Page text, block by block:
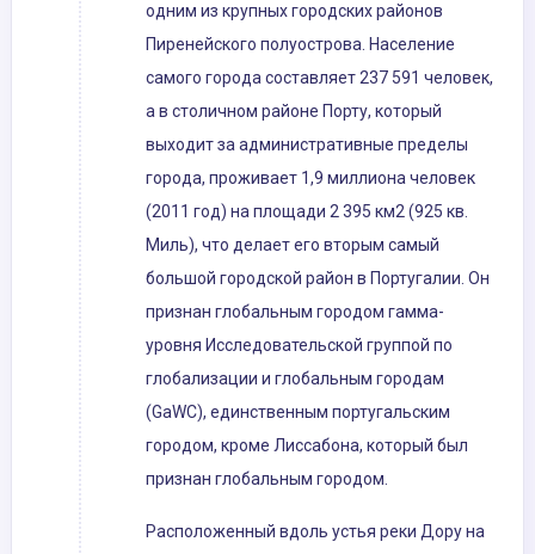
одним из крупных городских районов
Пиренейского полуострова. Население
самого города составляет 237 591 человек,
а в столичном районе Порту, который
выходит за административные пределы
города, проживает 1,9 миллиона человек
(2011 год) на площади 2 395 км2 (925 кв.
Миль), что делает его вторым самый
большой городской район в Португалии. Он
признан глобальным городом гамма-
уровня Исследовательской группой по
глобализации и глобальным городам
(GaWC), единственным португальским
городом, кроме Лиссабона, который был
признан глобальным городом.
Расположенный вдоль устья реки Дору на